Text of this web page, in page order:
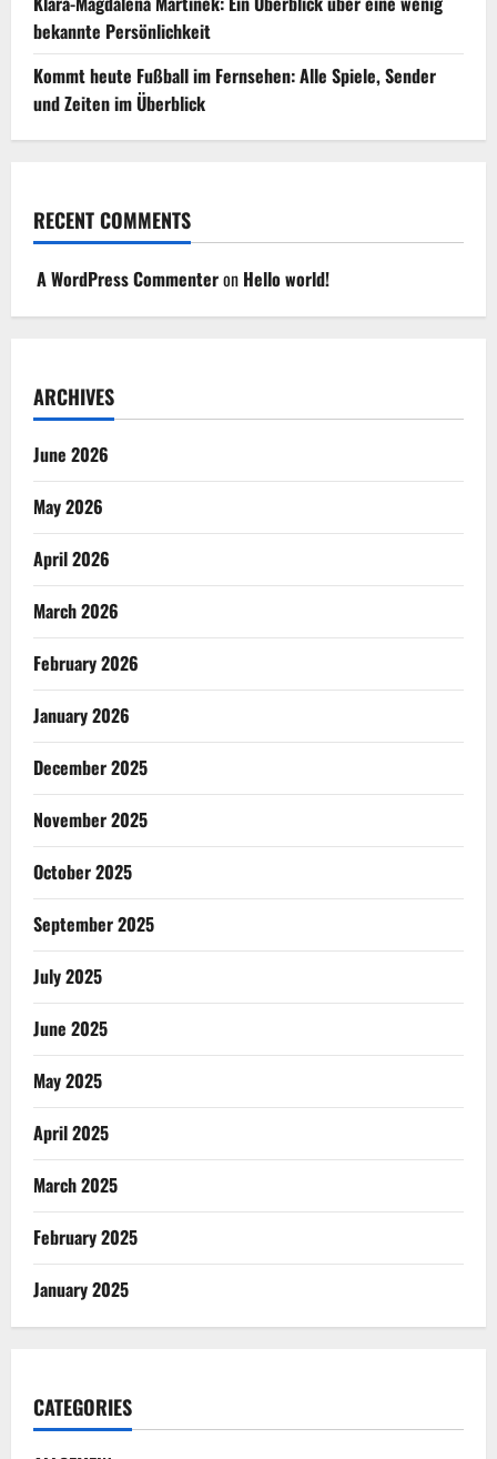
bekannte Persönlichkeit
Kommt heute Fußball im Fernsehen: Alle Spiele, Sender
und Zeiten im Überblick
RECENT COMMENTS
A WordPress Commenteron Hello world!
ARCHIVES
June 2026
May 2026
April 2026
March 2026
February 2026
January 2026
December 2025
November 2025
October 2025
September 2025
July 2025
June 2025
May 2025
April 2025
March 2025
February 2025
January 2025
CATEGORIES